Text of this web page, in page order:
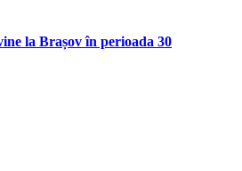
la Brașov în perioada 30